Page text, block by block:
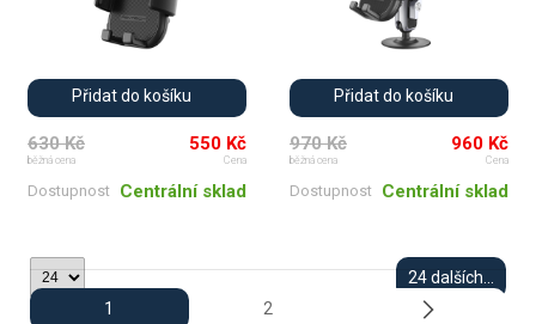
Přidat do košíku
630 Kč
běžná cena
550 Kč
Cena
Dostupnost Centrální sklad
Přidat do košíku
970 Kč
běžná cena
960 Kč
Cena
Dostupnost Centrální sklad
24 dalších...
1
2